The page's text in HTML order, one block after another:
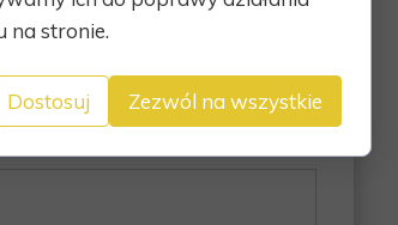
na stronie.
Dostosuj Zezwól na wszystkie